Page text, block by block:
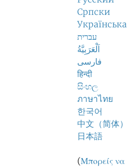
Српски
Українська
עברית
اَلْعَرَبِيَّةُ
فارسی
हिन्दी
සිංහල
ภาษาไทย
한국어
中文（简体）
日本語
(Μπορείς να